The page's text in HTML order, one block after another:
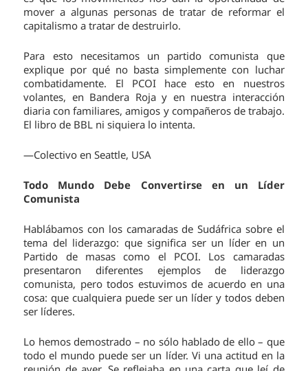
mover a algunas personas de tratar de reformar el
capitalismo a tratar de destruirlo.
Para esto necesitamos un partido comunista que
explique por qué no basta simplemente con luchar
combatidamente. El PCOI hace esto en nuestros
volantes, en Bandera Roja y en nuestra interacción
diaria con familiares, amigos y compañeros de trabajo.
El libro de BBL ni siquiera lo intenta.
—Colectivo en Seattle, USA
Todo Mundo Debe Convertirse en un Líder
Comunista
Hablábamos con los camaradas de Sudáfrica sobre el
tema del liderazgo: que significa ser un líder en un
Partido de masas como el PCOI. Los camaradas
presentaron diferentes ejemplos de liderazgo
comunista, pero todos estuvimos de acuerdo en una
cosa: que cualquiera puede ser un líder y todos deben
ser líderes.
Lo hemos demostrado – no sólo hablado de ello – que
todo el mundo puede ser un líder. Vi una actitud en la